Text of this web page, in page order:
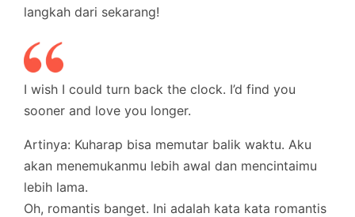
langkah dari sekarang!
I wish I could turn back the clock. I’d find you
sooner and love you longer.
Artinya: Kuharap bisa memutar balik waktu. Aku
akan menemukanmu lebih awal dan mencintaimu
lebih lama.
Oh, romantis banget. Ini adalah kata kata romantis